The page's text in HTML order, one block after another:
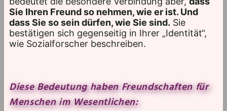
Sie Ihren Freund so nehmen, wie er ist. Und
dass Sie so sein dürfen, wie Sie sind. Sie
bestätigen sich gegenseitig in Ihrer „Identität“,
wie Sozialforscher beschreiben.
Diese Bedeutung haben Freundschaften für
Menschen im Wesentlichen: